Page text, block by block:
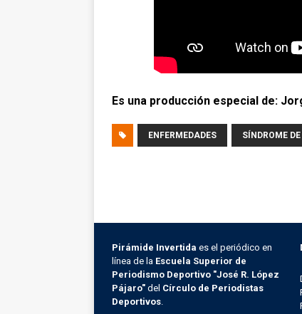
Es una producción especial de:
ENFERMEDADES SÍNDROME
Pirámide Invertida es el periódico en
línea de la Escuela Superior de
Periodismo Deportivo "José R. López
Pájaro" del Círculo de Periodistas
Deportivos